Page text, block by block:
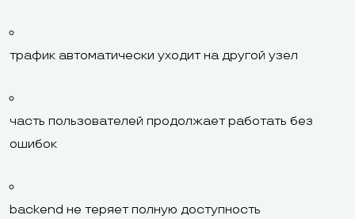
трафик автоматически уходит на другой узел
часть пользователей продолжает работать без
ошибок
backend не теряет полную доступность